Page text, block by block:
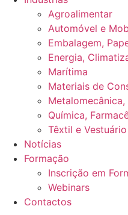
Agroalimentar
Automóvel e
Embalagem,
Energia,
Marítima
Materiais de
Química,
Têxtil e Vestuário
Notícias
Formação
Inscrição em
Webinars
Contactos